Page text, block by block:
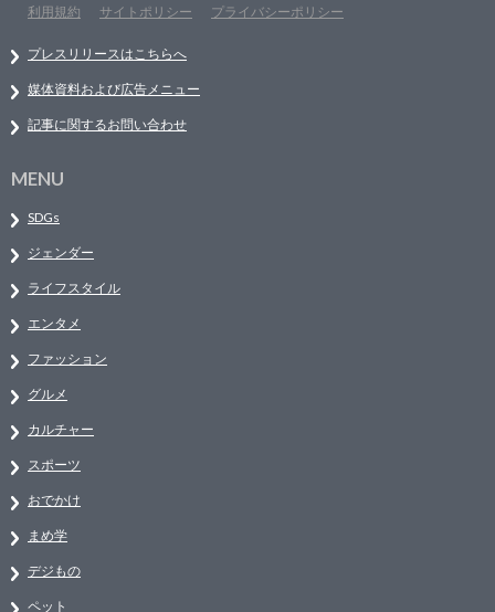
利用規約
サイトポリシー プライバシーポリシー
プレスリリースはこちらへ
媒体資料および広告メニュー
記事に関するお問い合わせ
MENU
SDGs
ジェンダー
ライフスタイル
エンタメ
ファッション
グルメ
カルチャー
スポーツ
おでかけ
まめ学
デジもの
ペット